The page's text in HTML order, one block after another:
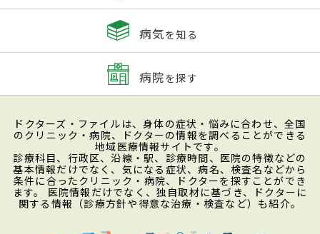
病気を知る
病院を探す
ドクターズ・ファイルは、身体の症状・悩みに合わせ、全国
のクリニック・病院、ドクターの情報を調べることができる
地域医療情報サイトです。
診療科目、行政区、沿線・駅、診療時間、医院の特徴などの
基本情報だけでなく、気になる症状、病名、検査名などから
条件に合ったクリニック・病院、ドクターを探すことができ
ます。 医院情報だけでなく、独自取材に基づき、ドクターに
関する情報（診療方針や得意な治療・検査など）も紹介。